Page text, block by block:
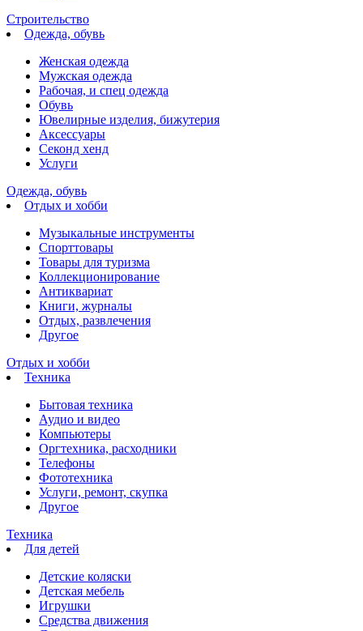
Строительство
Одежда, обувь
Женская одежда
Мужская одежда
Рабочая, и спец одежда
Обувь
Ювелирные изделия, бижутерия
Аксессуары
Секонд хенд
Услуги
Одежда, обувь
Отдых и хобби
Музыкальные инструменты
Спорттовары
Товары для туризма
Коллекционирование
Антиквариат
Книги, журналы
Отдых, развлечения
Другое
Отдых и хобби
Техника
Бытовая техника
Аудио и видео
Компьютеры
Оргтехника, расходники
Телефоны
Фототехника
Услуги, ремонт, скупка
Другое
Техника
Для детей
Детские коляски
Детская мебель
Игрушки
Средства движения